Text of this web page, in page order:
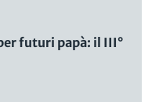
futuri papà: il III°